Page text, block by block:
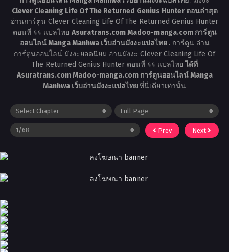
Clever Cleaning Life Of The Returned Genius Hunter ตอนล่าสุด
อ่านการ์ตูน Clever Cleaning Life Of The Returned Genius Hunter
ตอนที่ 44 แปลไทย Asuratrans.com Madoo-manga.com การ์ตูน
ออนไลน์ Manga Manhwa เว็บอ่านมังงะแปลไทย . การ์ตูน อ่าน
การ์ตูนออนไลน์ มังงะยอดนิยม อ่านมังงะ Clever Cleaning Life Of
The Returned Genius Hunter ตอนที่ 44 แปลไทยได้ที่
Asuratrans.com Madoo-manga.com การ์ตูนออนไลน์ Manga
Manhwa เว็บอ่านมังงะแปลไทยที่นี่เดียวเท่านั้น
Prev Next